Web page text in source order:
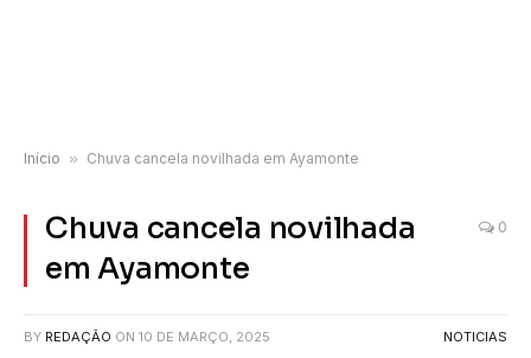
Início » Chuva cancela novilhada em Ayamonte
Chuva cancela novilhada
em Ayamonte
0
BY REDAÇÃO ON 10 DE MARÇO, 2025 NOTICIAS